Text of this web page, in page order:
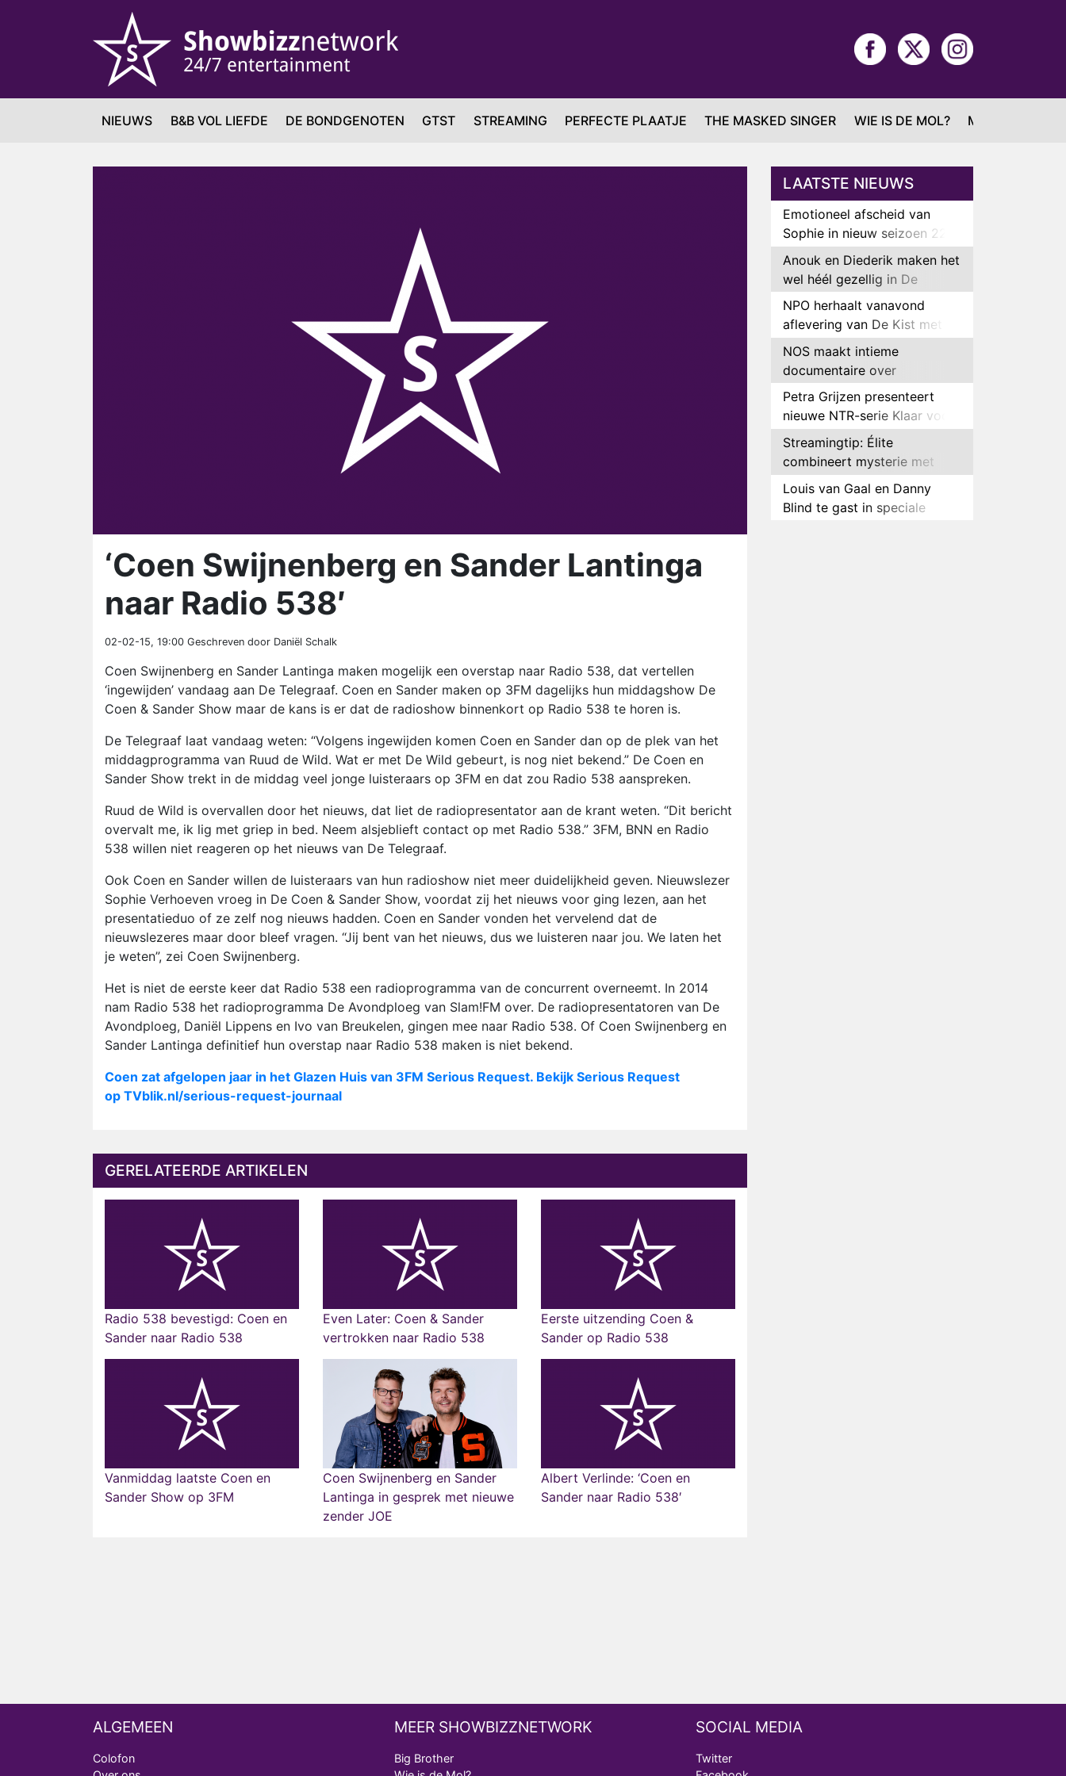
NIEUWS B&B VOL LIEFDE DE BONDGENOTEN GTST STREAMING PERFECTE PLAATJE THE MASKED SINGER WIE IS DE MOL? MAFS
‘Coen Swijnenberg en Sander Lantinga
naar Radio 538′
02-02-15, 19:00 Geschreven door Daniël Schalk
Coen Swijnenberg en Sander Lantinga maken mogelijk een overstap naar Radio 538, dat vertellen
‘ingewijden’ vandaag aan De Telegraaf. Coen en Sander maken op 3FM dagelijks hun middagshow De
Coen & Sander Show maar de kans is er dat de radioshow binnenkort op Radio 538 te horen is.
De Telegraaf laat vandaag weten: “Volgens ingewijden komen Coen en Sander dan op de plek van het
middagprogramma van Ruud de Wild. Wat er met De Wild gebeurt, is nog niet bekend.” De Coen en
Sander Show trekt in de middag veel jonge luisteraars op 3FM en dat zou Radio 538 aanspreken.
Ruud de Wild is overvallen door het nieuws, dat liet de radiopresentator aan de krant weten. “Dit bericht
overvalt me, ik lig met griep in bed. Neem alsjeblieft contact op met Radio 538.” 3FM, BNN en Radio
538 willen niet reageren op het nieuws van De Telegraaf.
Ook Coen en Sander willen de luisteraars van hun radioshow niet meer duidelijkheid geven. Nieuwslezer
Sophie Verhoeven vroeg in De Coen & Sander Show, voordat zij het nieuws voor ging lezen, aan het
presentatieduo of ze zelf nog nieuws hadden. Coen en Sander vonden het vervelend dat de
nieuwslezeres maar door bleef vragen. “Jij bent van het nieuws, dus we luisteren naar jou. We laten het
je weten”, zei Coen Swijnenberg.
Het is niet de eerste keer dat Radio 538 een radioprogramma van de concurrent overneemt. In 2014
nam Radio 538 het radioprogramma De Avondploeg van Slam!FM over. De radiopresentatoren van De
Avondploeg, Daniël Lippens en Ivo van Breukelen, gingen mee naar Radio 538. Of Coen Swijnenberg en
Sander Lantinga definitief hun overstap naar Radio 538 maken is niet bekend.
Coen zat afgelopen jaar in het Glazen Huis van 3FM Serious Request. Bekijk Serious Request
op TVblik.nl/serious-request-journaal
GERELATEERDE ARTIKELEN
Radio 538 bevestigd: Coen en
Sander naar Radio 538
Even Later: Coen & Sander
vertrokken naar Radio 538
Eerste uitzending Coen &
Sander op Radio 538
Vanmiddag laatste Coen en
Sander Show op 3FM
Coen Swijnenberg en Sander
Lantinga in gesprek met nieuwe
zender JOE
Albert Verlinde: ‘Coen en
Sander naar Radio 538′
LAATSTE NIEUWS
Emotioneel afscheid van
Sophie in nieuw seizoen 22
Kids and Counting
Anouk en Diederik maken het
wel héél gezellig in De
Bondgenoten
NPO herhaalt vanavond
aflevering van De Kist met
Peter Faber
NOS maakt intieme
documentaire over
hockeyster Yibbi Jansen
Petra Grijzen presenteert
nieuwe NTR-serie Klaar voor
de oorlog
Streamingtip: Élite
combineert mysterie met
romantie
Louis van Gaal en Danny
Blind te gast in speciale
ALGEMEEN
Colofon
MEER SHOWBIZZNETWORK
Big Brother
SOCIAL MEDIA
Twitter